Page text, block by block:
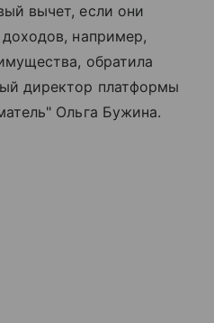
вычет, если они
например,
обратила
директор платформы
Ольга Бужина.